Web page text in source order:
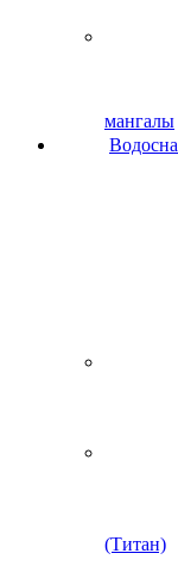
мангалы
(Титан)